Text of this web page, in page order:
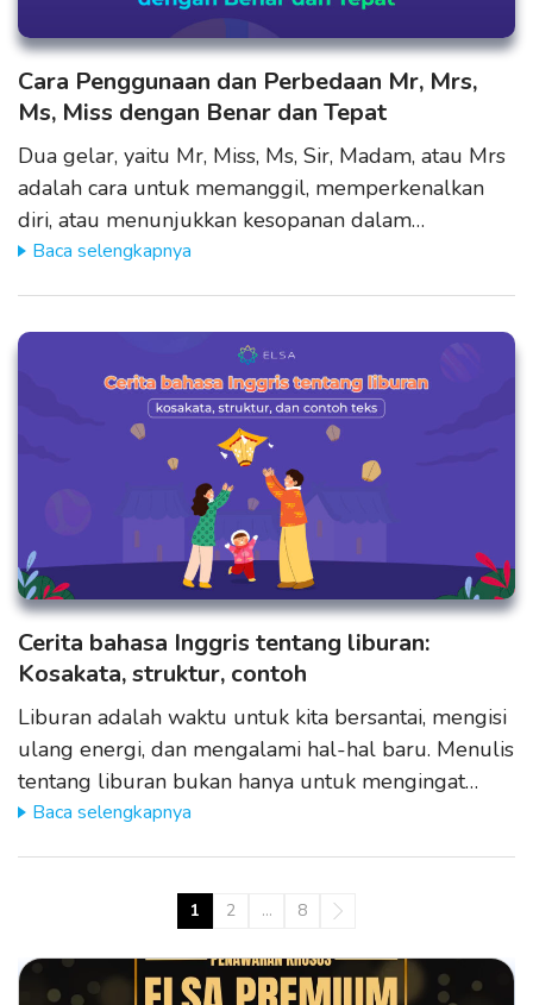
Cara Penggunaan dan Perbedaan Mr, Mrs,
Ms, Miss dengan Benar dan Tepat
Dua gelar, yaitu Mr, Miss, Ms, Sir, Madam, atau Mrs
adalah cara untuk memanggil, memperkenalkan
diri, atau menunjukkan kesopanan dalam…
Baca selengkapnya
Cerita bahasa Inggris tentang liburan:
Kosakata, struktur, contoh
Liburan adalah waktu untuk kita bersantai, mengisi
ulang energi, dan mengalami hal-hal baru. Menulis
tentang liburan bukan hanya untuk mengingat…
Baca selengkapnya
1 2 … 8